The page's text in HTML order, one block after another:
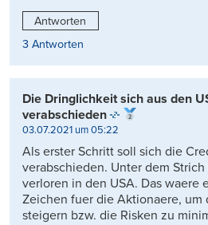
Antworten
3 Antworten
Die Dringlichkeit sich aus den
verabschieden
03.07.2021 um 05:22
Als erster Schritt soll sich die
verabschieden. Unter dem
verloren in den USA. Das waere
Zeichen fuer die Aktionaere, um
steigern bzw. die Risken zu